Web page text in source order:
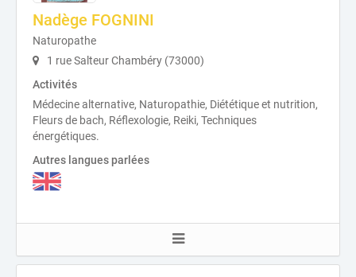
Nadège FOGNINI
Naturopathe
1 rue Salteur Chambéry (73000)
Activités
Médecine alternative, Naturopathie, Diététique et nutrition,
Fleurs de bach, Réflexologie, Reiki, Techniques
énergétiques.
Autres langues parlées